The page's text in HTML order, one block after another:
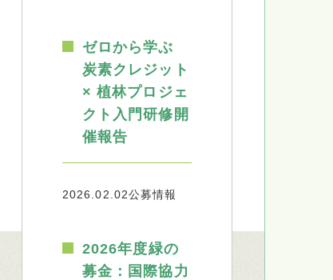
ゼロから学ぶ
炭素クレジット
× 植林プロジェ
クト入門研修開
催報告
2026.02.02公募情報
2026年度緑の
募金：国際協力